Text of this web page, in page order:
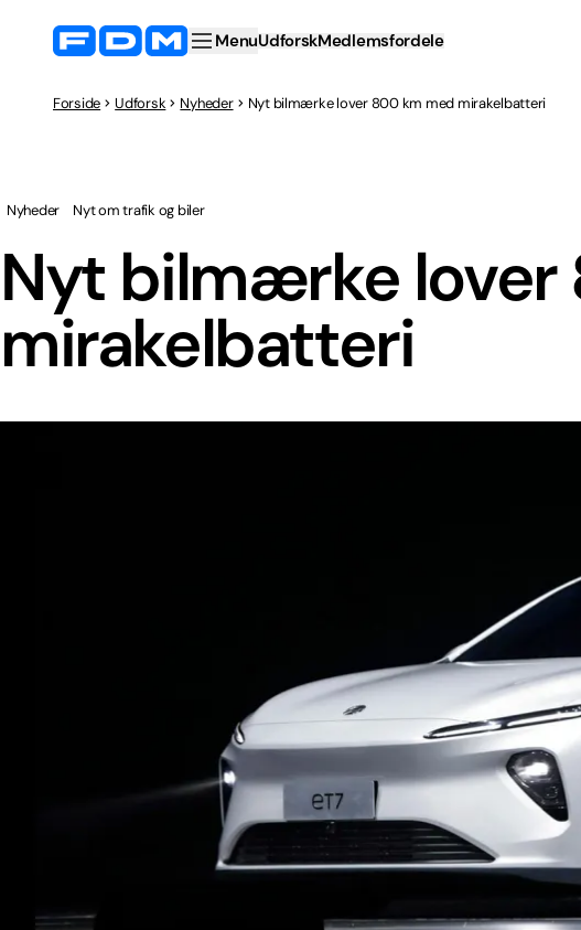
MenuUdforskMedlemsfordele
Forside Udforsk Nyheder Nyt bilmærke lover 800 km med mirakelbatteri
Nyt bilmærke
mirakelbatteri
Nyheder Nyt om trafik og biler